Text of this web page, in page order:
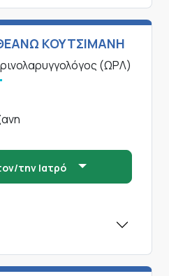
ΚΟΥΤΣΙΜΑΝΗ
(ΩΡΛ)
την Ιατρό